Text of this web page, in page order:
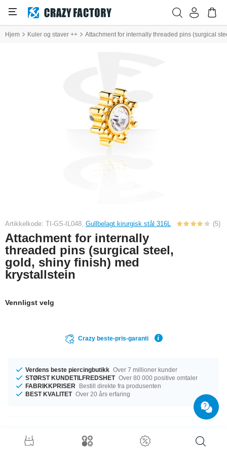
Hjem Kuler og staver ++ Attachment for internally threaded pins (surgical
Artikkelkode: TI-GS-IL048, Gullbelagt kirurgisk stål 316L (5)
Attachment for internally
threaded pins (surgical steel,
gold, shiny finish) med
krystallstein
Vennligst velg
Crazy beste-pris-garanti
Verdens beste piercingbutikk Over 7 millioner kunder
STØRST KUNDETILFREDSHET Over 80 000 positive omtaler
FABRIKKPRISER
Bestill direkte fra produsenten
BEST KVALITET Over 20 års erfaring
Produktdetaljer